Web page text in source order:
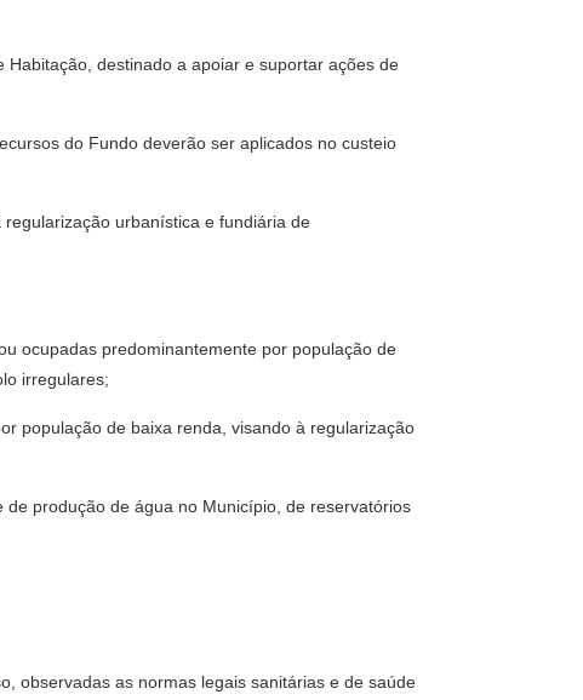
destinado a apoiar e suportar ações de
do Fundo deverão ser aplicados no custeio
urbanística e fundiária de
ocupadas predominantemente por população de
irregulares;
população de baixa renda, visando à regularização
produção de água no Município, de reservatórios
observadas as normas legais sanitárias e de saúde